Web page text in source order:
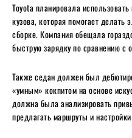
Toyota планировала
кузова, которая помогает
сборке. Компания обещала
быструю зарядку по сравнению
Также седан должен был
«умным» кокпитом на основе
должна была анализировать
предлагать маршруты и